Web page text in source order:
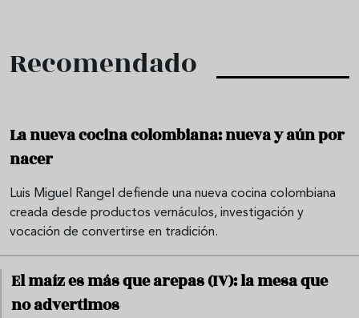
Recomendado
La nueva cocina colombiana: nueva y aún por
nacer
Luis Miguel Rangel defiende una nueva cocina colombiana
creada desde productos vernáculos, investigación y
vocación de convertirse en tradición.
El maíz es más que arepas (IV): la mesa que
no advertimos